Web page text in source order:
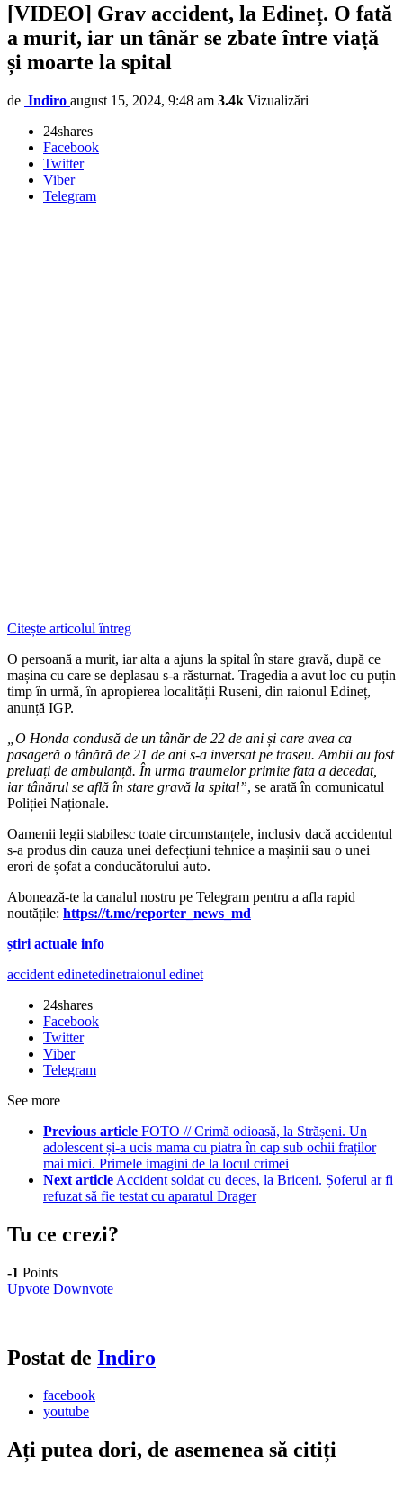
[VIDEO] Grav accident, la Edineț. O fată
a murit, iar un tânăr se zbate între viață
și moarte la spital
de Indiro august 15, 2024, 9:48 am 3.4k Vizualizări
24shares
Facebook
Twitter
Viber
Telegram
Citește articolul întreg
O persoană a murit, iar alta a ajuns la spital în stare gravă, după ce
mașina cu care se deplasau s-a răsturnat. Tragedia a avut loc cu puțin
timp în urmă, în apropierea localității Ruseni, din raionul Edineț,
anunță IGP.
„O Honda condusă de un tânăr de 22 de ani și care avea ca
pasageră o tânără de 21 de ani s-a inversat pe traseu. Ambii au fost
preluați de ambulanță. În urma traumelor primite fata a decedat,
iar tânărul se află în stare gravă la spital”, se arată în comunicatul
Poliției Naționale.
Oamenii legii stabilesc toate circumstanțele, inclusiv dacă accidentul
s-a produs din cauza unei defecțiuni tehnice a mașinii sau o unei
erori de șofat a conducătorului auto.
Abonează-te la canalul nostru pe Telegram pentru a afla rapid
noutățile: https://t.me/reporter_news_md
știri actuale info
accident edinetedinetraionul edinet
24shares
Facebook
Twitter
Viber
Telegram
See more
Previous article FOTO // Crimă odioasă, la Strășeni. Un
adolescent și-a ucis mama cu piatra în cap sub ochii fraților
mai mici. Primele imagini de la locul crimei
Next article Accident soldat cu deces, la Briceni. Șoferul ar fi
refuzat să fie testat cu aparatul Drager
Tu ce crezi?
-1 Points
Upvote Downvote
Postat de Indiro
facebook
youtube
Ați putea dori, de asemenea să citiți